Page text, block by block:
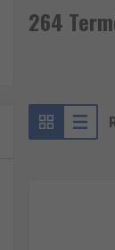
264